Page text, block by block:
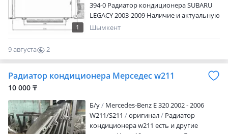
1
394-0 Радиатор кондиционера SUBARU
LEGACY 2003-2009 Наличие и актуальную
цену уточняйте у менеджера
Шымкент
9 августа
2
0
Радиатор кондиционера Мерседес w211
10 000 ₸
Б/y
Mercedes-Benz E 320 2002 - 2006
W211/S211
оригинал
Радиатор
кондиционера w211 есть и другие